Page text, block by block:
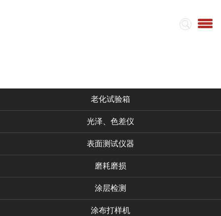
老化试验箱
光泽、色差仪
表面测试仪器
磨耗磨损
涂层检测
涂布打样机